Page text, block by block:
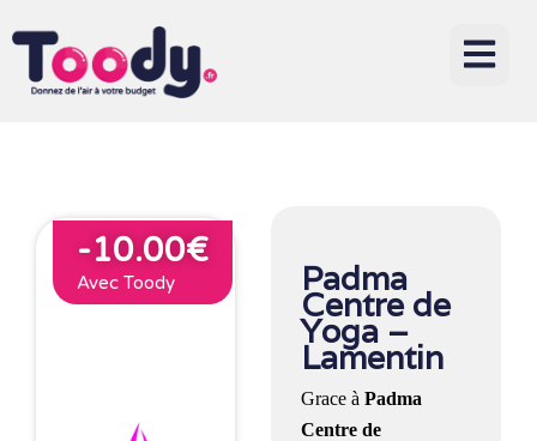
-10.00€
Avec Toody Padma
Centre de
Yoga –
Lamentin
Grace àPadma
Centre de